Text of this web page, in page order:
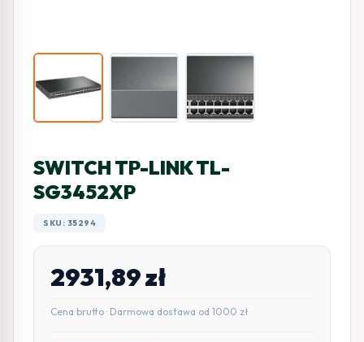
SWITCH TP-LINK TL-
SG3452XP
SKU: 35294
2931,89zł
Cena brutto · Darmowa dostawa od 1000 zł